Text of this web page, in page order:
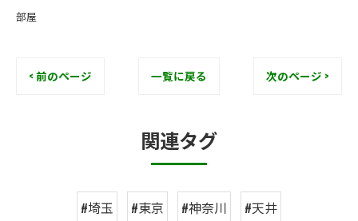
部屋
< 前のページ 一覧に戻る 次のページ >
関連タグ
#埼玉 #東京 #神奈川
#天井